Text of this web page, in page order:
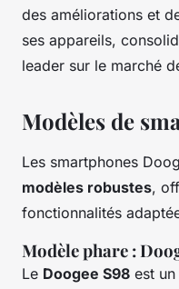
des améliorations et
ses appareils,
leader sur le marché
Modèles de
Les smartphones
modèles robustes,
fonctionnalités
Modèle phare :
Le Doogee S98 est